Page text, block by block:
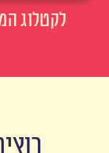
לקטלוג